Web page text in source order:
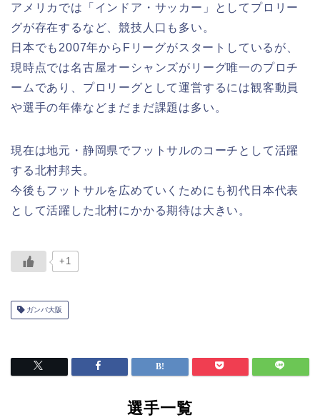
アメリカでは「インドア・サッカー」としてプロリー
グが存在するなど、競技人口も多い。
日本でも2007年からFリーグがスタートしているが、
現時点では名古屋オーシャンズがリーグ唯一のプロチ
ームであり、プロリーグとして運営するには観客動員
や選手の年俸などまだまだ課題は多い。
現在は地元・静岡県でフットサルのコーチとして活躍
する北村邦夫。
今後もフットサルを広めていくためにも初代日本代表
として活躍した北村にかかる期待は大きい。
+1
ガンバ大阪
選手一覧